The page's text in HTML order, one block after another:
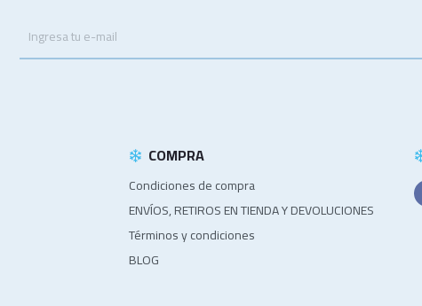
COMPRA
Condiciones de compra
ENVÍOS, RETIROS EN TIENDA Y DEVOLUCIONES
Términos y condiciones
BLOG